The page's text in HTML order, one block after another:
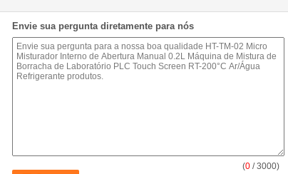
Envie sua pergunta diretamente para nós